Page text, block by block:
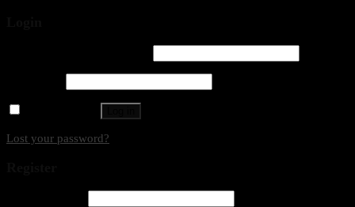
Lost your password?